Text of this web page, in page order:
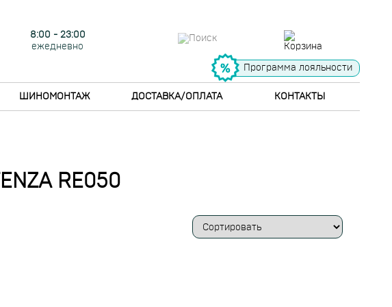
8:00 - 23:00
ежедневно
Программа лояльности
ШИНОМОНТАЖ ДОСТАВКА/ОПЛАТА КОНТАКТЫ
RE050